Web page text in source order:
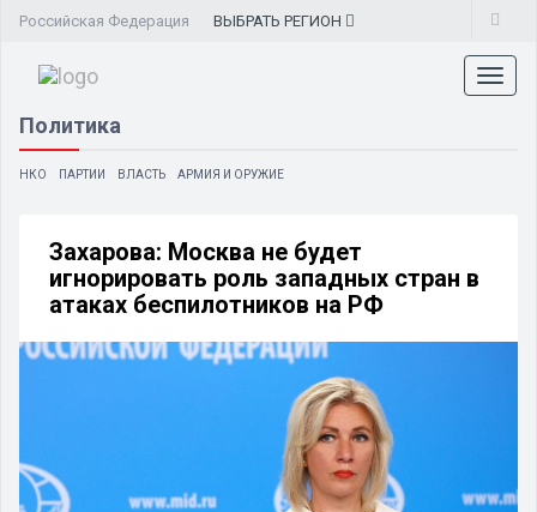
Российская Федерация ВЫБРАТЬ РЕГИОН
Политика
НКО ПАРТИИ ВЛАСТЬ АРМИЯ И ОРУЖИЕ
Захарова: Москва не будет
игнорировать роль западных стран в
атаках беспилотников на РФ